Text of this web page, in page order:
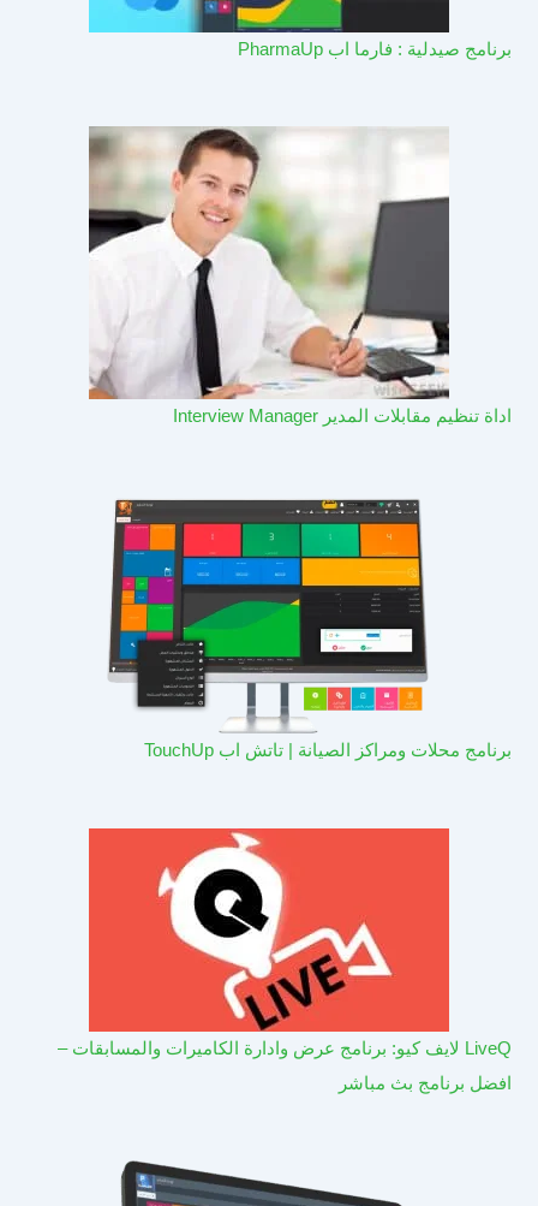
برنامج صيدلية : فارما اب PharmaUp​
اداة تنظيم مقابلات المدير Interview Manager
برنامج محلات ومراكز الصيانة | تاتش اب TouchUp
LiveQ لايف كيو: برنامج عرض وادارة الكاميرات والمسابقات –
افضل برنامج بث مباشر